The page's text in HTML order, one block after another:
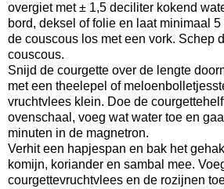
overgiet met ± 1,5 deciliter kokend
bord, deksel of folie en laat minimaal
de couscous los met een vork. Schep
couscous.
Snijd de courgette over de lengte
met een theelepel of
vruchtvlees klein. Doe de
ovenschaal, voeg wat water toe en
minuten in de magnetron.
Verhit een hapjespan en bak het
komijn, koriander en sambal mee.
courgettevruchtvlees en de rozijnen